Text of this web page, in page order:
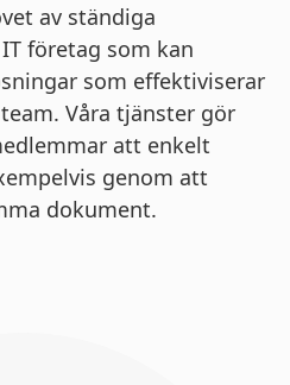
av ständiga
företag som kan
som effektiviserar
Våra tjänster gör
att enkelt
genom att
dokument.